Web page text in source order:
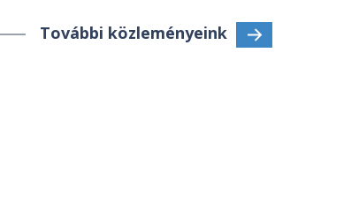
További közleményeink